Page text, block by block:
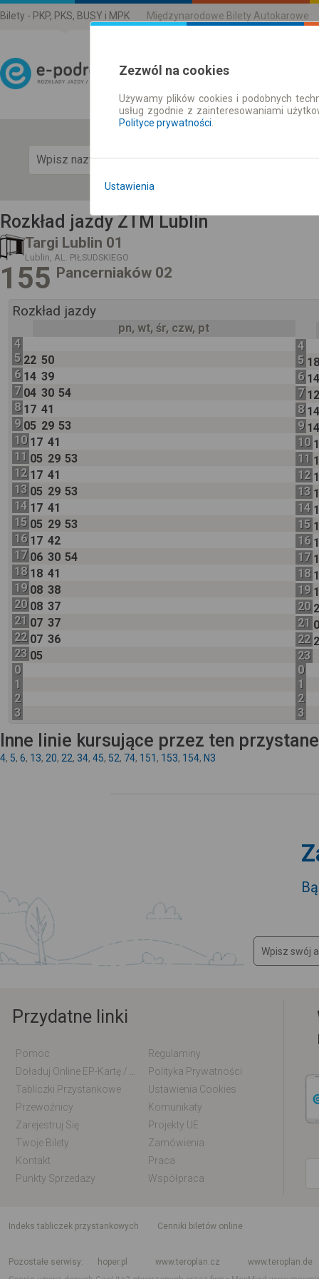
Bilety - PKP, PKS, BUSY i MPK Międzynarodowe Bilety Autokarowe
Rozkład Jazdy | Bilety
Rozkład jazdy ZTM Lublin
Targi Lublin 01
Lublin, AL. PIŁSUDSKIEGO
155 Pancerniaków 02
Rozkład jazdy
pn, wt, śr, czw, pt
4
5 22 50
6 14 39
7 04 30 54
8 17 41
9 05 29 53
10 17 41
11 05 29 53
12 17 41
13 05 29 53
14 17 41
15 05 29 53
16 17 42
17 06 30 54
18 18 41
19 08 38
20 08 37
21 07 37
22 07 36
23 05
0
1
2
3
4
5
6
7
8
9
10
11
12
13
14
15
16
17
18
19
20
21
22
23
0
1
2
3
Inne linie kursujące przez ten
4, 5, 6, 13, 20, 22, 34, 45, 52, 74, 151 , 153, 154, N3
Przydatne linki
Pomoc
Regulaminy
Polityka Prywatności
Tabliczki Przystankowe
Ustawienia Cookies
Przewoźnicy
Komunikaty
Zarejestruj Się
Projekty UE
Twoje Bilety
Zamówienia
Kontakt
Praca
Punkty Sprzedaży
Współpraca
indeks tabliczek przystankowych
Cenniki biletów online
Pozostałe serwisy
hoper.pl www.teroplan.cz
www.teroplan.de
Zezwól na cookies
Używamy plików cookies i podobnych
usług zgodnie z zainteresowaniami
Polityce prywatności
Ustawienia